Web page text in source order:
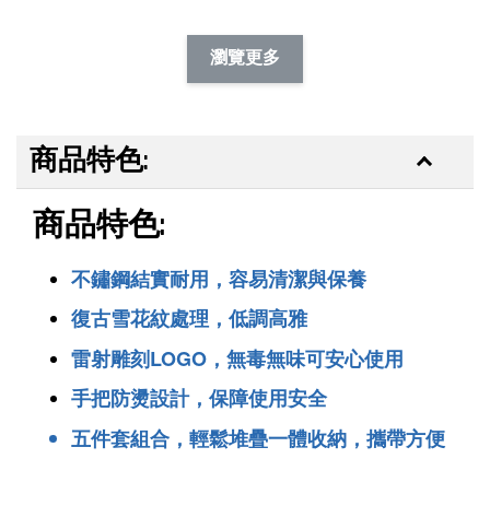
BUNDOK 摺疊水袋 水壺 水桶 7L大容量 露營/野營/
NT$ 254
瀏覽更多
商品特色:
商品特色:
不鏽鋼結實耐用，容易清潔與保養
復古雪花紋處理，低調高雅
雷射雕刻LOGO，無毒無味可安心使用
手把防燙設計，保障使用安全
五件套組合，輕鬆堆疊一體收納，攜帶方便